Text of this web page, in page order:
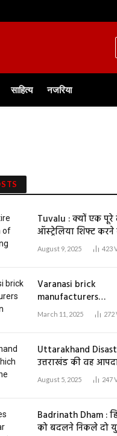
साहित्य नजरिया
Tuvalu : क्यों एक
ऑस्ट्रेलिया शिफ्ट
जरूरत पड़ रही?
August 9, 2025 423
Varanasi brick
manufacturers
association :
March 11, 2025 272
Uttarakhand
उत्तराखंड की वह
जिसने भागीरथी की
बदल दी
August 5, 2025 247
Badrinath Dham :
को बदलने निकले दो